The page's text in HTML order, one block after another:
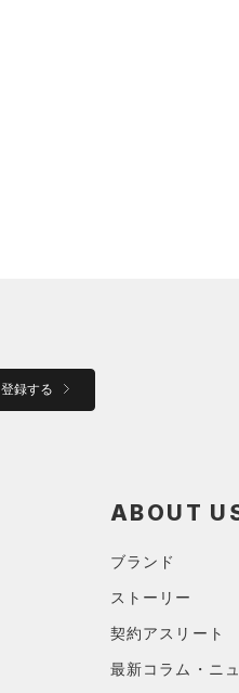
登録する
ABOUT
ブランド
ストーリー
契約アスリート
最新コラム・ニ